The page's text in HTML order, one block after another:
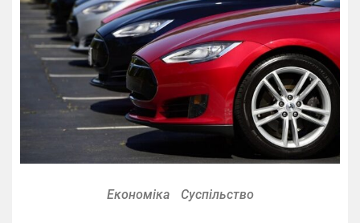
Економіка Суспільство